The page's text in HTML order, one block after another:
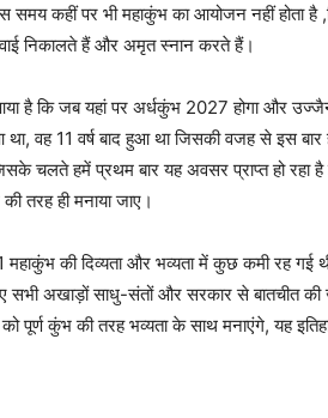
समय कहीं पर भी महाकुंभ का आयोजन नहीं होता
निकालते हैं और अमृत स्नान करते हैं।
है कि जब यहां पर अर्धकुंभ 2027 होगा और
था, वह 11 वर्ष बाद हुआ था जिसकी वजह से इस
चलते हमें प्रथम बार यह अवसर प्राप्त हो रहा
तरह ही मनाया जाए।
महाकुंभ की दिव्यता और भव्यता में कुछ कमी रह
अखाड़ों साधु-संतों और सरकार से बातचीत की
कुंभ की तरह भव्यता के साथ मनाएंगे, यह